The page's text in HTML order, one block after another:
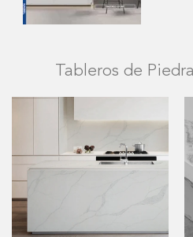
Tableros de